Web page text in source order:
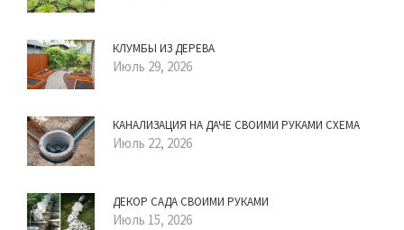
КЛУМБЫ ИЗ ДЕРЕВА
Июль 29, 2026
КАНАЛИЗАЦИЯ НА ДАЧЕ СВОИМИ РУКАМИ СХЕМА
Июль 22, 2026
ДЕКОР САДА СВОИМИ РУКАМИ
Июль 15, 2026